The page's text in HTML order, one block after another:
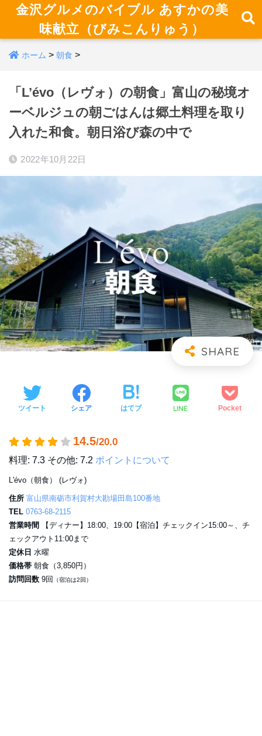
金沢グルメのバイブル あすかの美
味献立（びみこんりゅう）
ホーム > 朝食 >
「L’évo（レヴォ）の朝食」富山の秘境オ
ーベルジュの朝ごはんは郷土料理を取り
入れた和食。朝日浴び森の中で
2022年10月22日
ツイート シェア はてブ LINE Pocket
14.5/20.0
料理: 7.3 その他: 7.2 ポイントについて
L'évo（朝食） (レヴォ)
住所 富山県南砺市利賀村大勘場田島100番地
TEL 0763-68-2115
営業時間
【ディナー】18:00、19:00【宿泊】チェックイン15:00～、チ
ェックアウト11:00まで
定休日 水曜
価格帯 朝食（3,850円）
訪問回数 9回 （宿泊は2回）